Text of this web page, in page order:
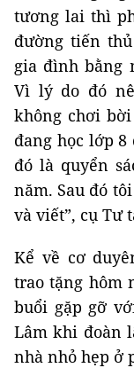
tương lai thì
đường tiến
gia đình bằng
Vì lý do đó
không chơi
đang học lớp
đó là quyển
năm. Sau đó
và viết”, cụ Tư
Kể về cơ
trao tặng hôm
buổi gặp gỡ
Lâm khi đoàn
nhà nhỏ hẹp ở